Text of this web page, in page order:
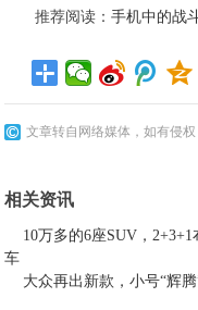
推荐阅读：手机中的战
文章转自网络媒体，如有侵
相关资讯
10万多的6座SUV，
车
大众再出新款，小号“辉